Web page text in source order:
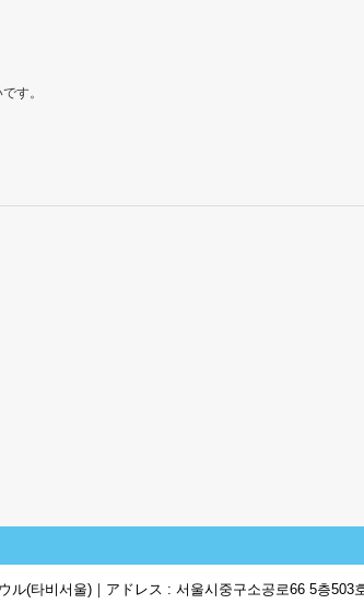
す。
ル(타비서울)｜アドレス : 서울시중구소공로66 5층503